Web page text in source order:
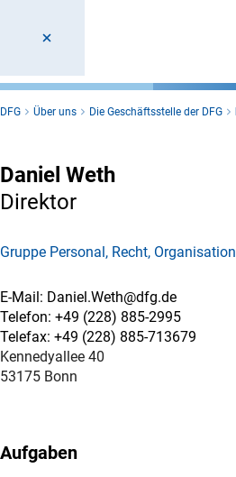
DFG Über uns Die Geschäftsstelle der DFG
Daniel Weth
Direktor
Gruppe Personal, Recht, Organisation
E-Mail: Daniel.Weth@dfg.de
Telefon: +49 (228) 885-2995
Telefax: +49 (228) 885-713679
Kennedyallee 40
53175 Bonn
Aufgaben